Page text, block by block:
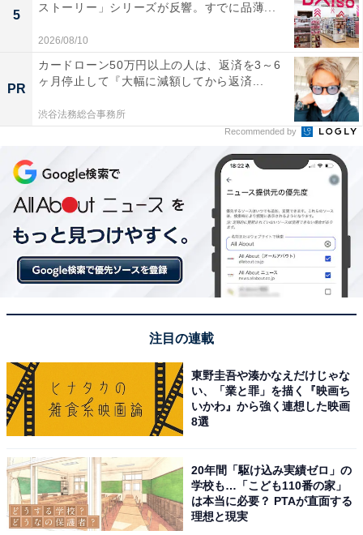
5
ストーリー」シリーズが反響。すでに品薄...
2026/08/10
PR
カードローン50万円以上の人は、返済を3～6
ヶ月停止して『大幅に減額してから返済...
渋谷法務総合事務所
Recommended by
注目の連載
東野圭吾や湊かなえだけじゃな
い、「業と罪」を描く『映画ち
いかわ』から強く連想した映画
8選
20年間「駆け込み実績ゼロ」の
学校も…「こども110番の家」
は本当に必要？ PTAが直面する
理想と現実